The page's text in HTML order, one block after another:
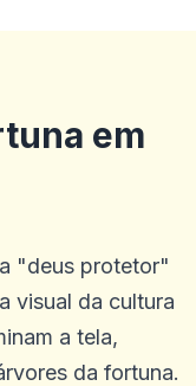
em
"deus protetor"
visual da cultura
a tela,
da fortuna.